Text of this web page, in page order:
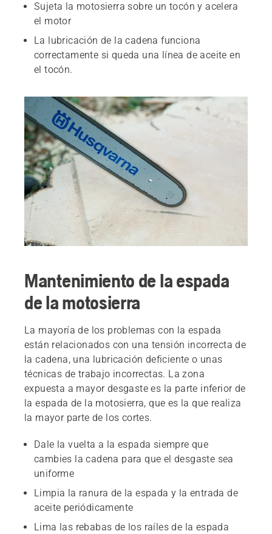
Sujeta la motosierra sobre un tocón y acelera
el motor
La lubricación de la cadena funciona
correctamente si queda una línea de aceite en
el tocón.
Mantenimiento de la espada
de la motosierra
La mayoría de los problemas con la espada
están relacionados con una tensión incorrecta de
la cadena, una lubricación deficiente o unas
técnicas de trabajo incorrectas. La zona
expuesta a mayor desgaste es la parte inferior de
la espada de la motosierra, que es la que realiza
la mayor parte de los cortes.
Dale la vuelta a la espada siempre que
cambies la cadena para que el desgaste sea
uniforme
Limpia la ranura de la espada y la entrada de
aceite periódicamente
Lima las rebabas de los raíles de la espada